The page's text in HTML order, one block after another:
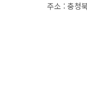
주소 : 충청